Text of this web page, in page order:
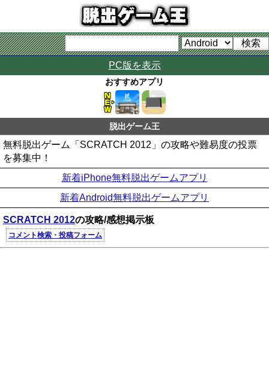
PC版を表示
おすすめアプリ
脱出ゲーム王
無料脱出ゲーム「SCRATCH 2012」の攻略や難易度の投票
を募集中！
新着iPhone無料脱出ゲームアプリ
新着Android無料脱出ゲームアプリ
SCRATCH 2012の攻略/感想掲示板
コメント検索・投稿フォーム